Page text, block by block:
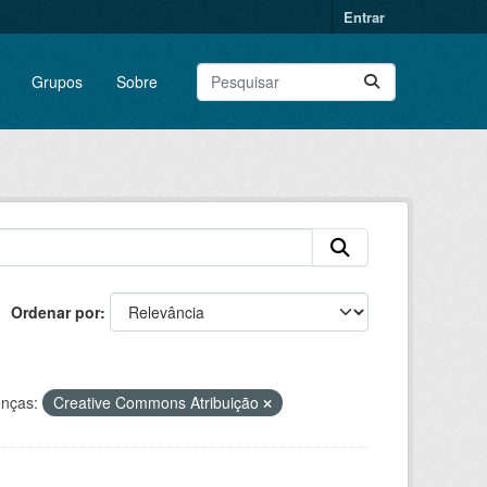
Entrar
Grupos Sobre
Ordenar por
Creative Commons Atribuição